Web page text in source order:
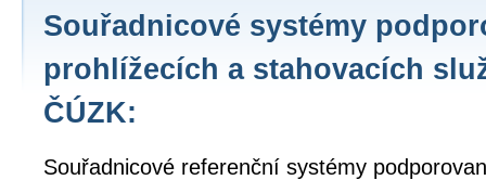
Souřadnicové systémy
prohlížecích a stahovacích
ČÚZK:
Souřadnicové referenční systémy